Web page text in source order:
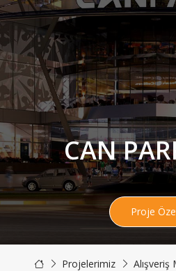
CAN
Proje
Projelerimiz Alışveriş